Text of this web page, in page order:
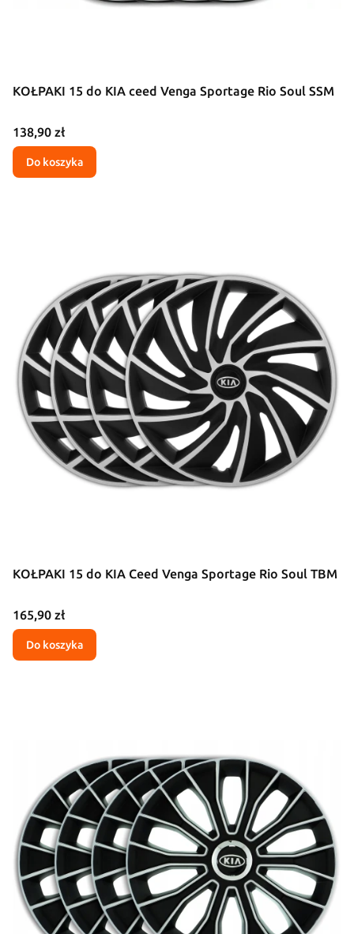
KOŁPAKI 15 do KIA ceed Venga Sportage Rio Soul SSM
Cena
138,90 zł
Do koszyka
KOŁPAKI 15 do KIA Ceed Venga Sportage Rio Soul TBM
Cena
165,90 zł
Do koszyka